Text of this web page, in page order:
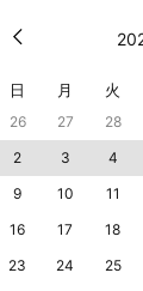
日 月 火
26 27 28
2
3 4
9
10 11
16
17 18
23
24 25